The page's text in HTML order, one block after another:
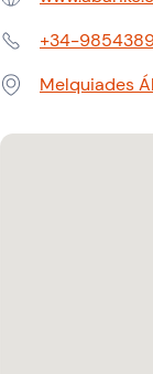
Web:
Teléfono:
+34-
Dirección:Melquiades